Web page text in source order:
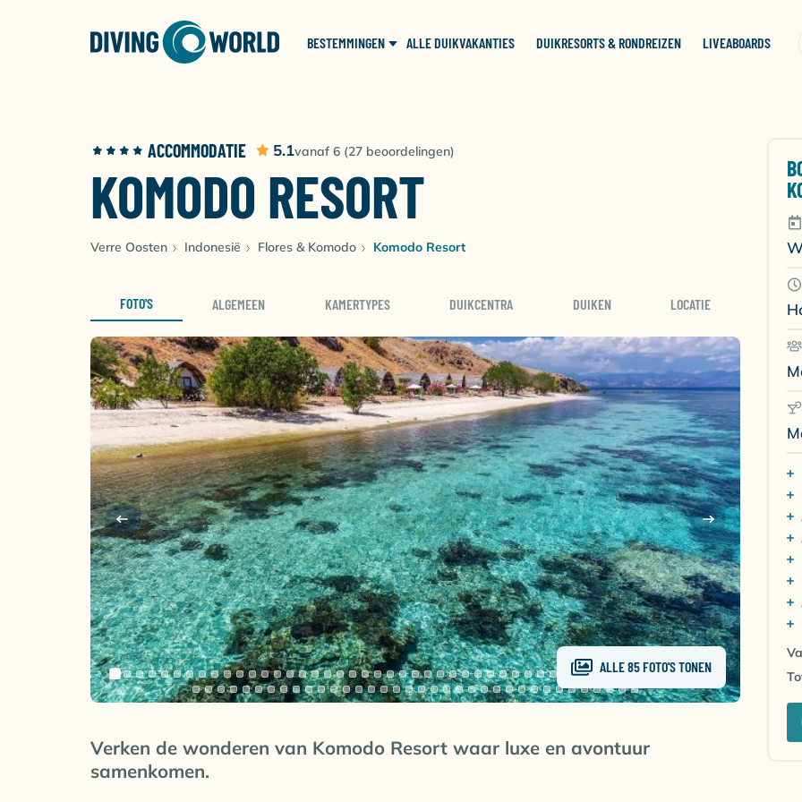
BESTEMMINGEN ALLE DUIKVAKANTIES DUIKRESORTS & RONDREIZEN LIVEABOARDS
ACCOMMODATIE 5.1vanaf 6 (27 beoordelingen)
KOMODO RESORT
Verre Oosten Indonesië Flores & Komodo Komodo Resort
FOTO'S ALGEMEEN KAMERTYPES DUIKCENTRA DUIKEN LOCATIE
ALLE 85 FOTO'S TONEN
Verken de wonderen van Komodo Resort waar luxe en avontuur
samenkomen.